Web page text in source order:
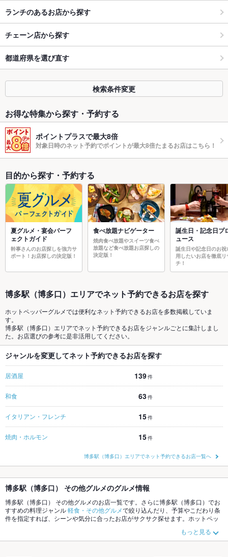
ランチのあるお店から探す
チェーン店から探す
都道府県を選び直す
検索条件変更
お得な特集から探す・予約する
ポイントプラスで最大8倍
対象日時のネット予約でポイントが最大8倍たまるお店はこちら！
目的から探す・予約する
夏グルメ・宴会パーフ
ェクトガイド
幹事さんのお店探しを強力サ
ポート！お店探しの決定版！
食べ放題ナビゲーター
焼肉食べ放題やスイーツ食べ
放題など食べ放題お店探しの
決定版！
誕生日・記念日プ
ュース
誕生日や記念日のお祝
用したいお店を徹底リ
チ！
博多駅（博多口）エリアでネット予約できるお店を探す
ホットペッパーグルメでは便利なネット予約できるお店を多数掲載していま
す。
博多駅（博多口）エリアでネット予約できるお店をジャンルごとに集計しまし
た。お店選びの参考に是非活用してください。
ジャンルを変更してネット予約できるお店を探す
居酒屋 139件
和食 63件
イタリアン・フレンチ 15件
焼肉・ホルモン 15件
博多駅（博多口）エリアでネット予約できるお店一覧へ
博多駅（博多口） その他グルメのグルメ情報
博多駅（博多口） その他グルメのお店一覧です。さらに博多駅（博多口）でお
すすめの料理ジャンル軽食・その他グルメで絞り込んだり、予算やこだわり条
件を指定すれば、シーンや気分に合ったお店がサクサク探せます。ホットペッ
すめ料理など、お店の最新情報をご紹介しているので安心！24時間使える簡単
便利なネット予約が使えるお店も拡大中です。友達どうしの飲み会にも、会社
もっと見る